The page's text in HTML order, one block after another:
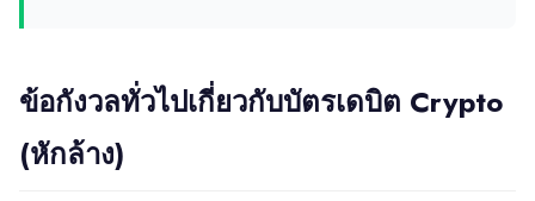
ข้อกังวลทั่วไปเกี่ยวกับบัตรเดบิต Crypto
(หักล้าง)